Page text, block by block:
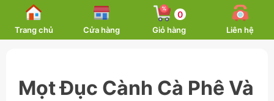
content
Trang chủ Cửa hàng
0
Giỏ hàng Liên hệ
Mọt Đục Cành Cà Phê Và